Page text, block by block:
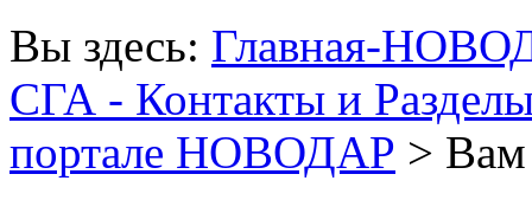
Вы здесь: Главная-
СГА - Контакты и
портале НОВОДАР >